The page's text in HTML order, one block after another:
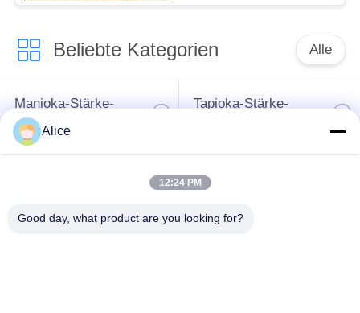
Beliebte Kategorien Alle
Manioka-Stärke-
Werkzeugmaschine
Tapioka-Stärke-
Werkzeugmaschine
Alice
12:24 PM
Good day, what product are you looking for?